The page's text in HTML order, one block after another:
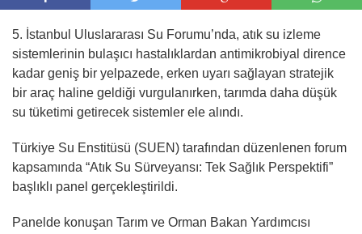
5. İstanbul Uluslararası Su Forumu’nda, atık su izleme
sistemlerinin bulaşıcı hastalıklardan antimikrobiyal dirence
kadar geniş bir yelpazede, erken uyarı sağlayan stratejik
bir araç haline geldiği vurgulanırken, tarımda daha düşük
su tüketimi getirecek sistemler ele alındı.
Türkiye Su Enstitüsü (SUEN) tarafından düzenlenen forum
kapsamında “Atık Su Sürveyansı: Tek Sağlık Perspektifi”
başlıklı panel gerçekleştirildi.
Panelde konuşan Tarım ve Orman Bakan Yardımcısı